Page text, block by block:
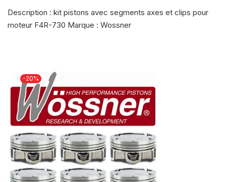
Description : kit pistons avec segments axes et clips pour
moteur F4R-730 Marque : Wossner
-20%